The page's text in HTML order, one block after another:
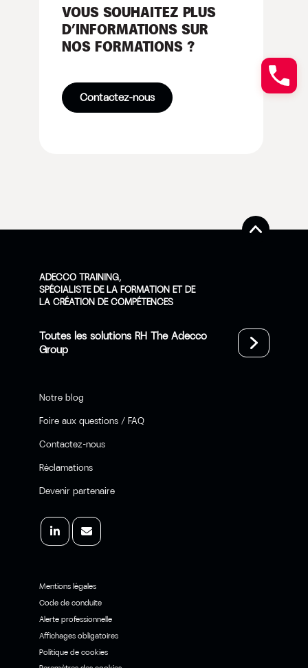
VOUS SOUHAITEZ PLUS
D’INFORMATIONS SUR
NOS FORMATIONS ?
Contactez-nous
ADECCO TRAINING,
SPÉCIALISTE DE LA FORMATION ET DE
LA CRÉATION DE COMPÉTENCES
Toutes les solutions RH The Adecco
Group
Notre blog
Foire aux questions / FAQ
Contactez-nous
Réclamations
Devenir partenaire
Mentions légales
Code de conduite
Alerte professionnelle
Affichages obligatoires
Politique de cookies